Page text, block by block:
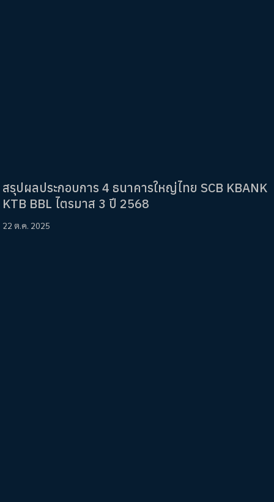
สรุปผลประกอบการ 4 ธนาคารใหญ่ไทย SCB KBANK
KTB BBL ไตรมาส 3 ปี 2568
22 ต.ค. 2025